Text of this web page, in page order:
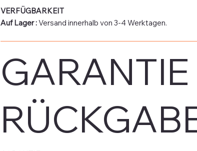
VERFÜGBARKEIT
Auf Lager :Versand innerhalb von 3-4 Werktagen.